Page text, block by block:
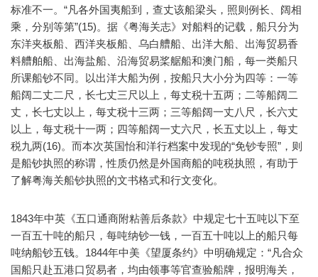
标准不一。“凡各外国夷船到，查丈该船梁头，照则例长、阔相
乘，分别等第”(15)。据《粤海关志》对船料的记载，船只分为
东洋夹板船、西洋夹板船、乌白艚船、出洋大船、出海贸易香
料艚舶船、出海盐船、沿海贸易桨艍船和澳门船，每一类船只
所课船钞不同。以出洋大船为例，按船只大小分为四等：一等
船阔二丈二尺，长七丈三尺以上，每丈税十五两；二等船阔二
丈，长七丈以上，每丈税十三两；三等船阔一丈八尺，长六丈
以上，每丈税十一两；四等船阔一丈六尺，长五丈以上，每丈
税九两(16)。而本次英国怡和洋行档案中发现的“免钞专照”，则
是船钞执照的称谓，性质仍然是外国商船的吨税执照，有助于
了解粤海关船钞执照的文书格式和行文变化。
1843年中英《五口通商附粘善后条款》中规定七十五吨以下至
一百五十吨的船只，每吨纳钞一钱，一百五十吨以上的船只每
吨纳船钞五钱。1844年中美《望厦条约》中明确规定：“凡合众
国船只赴五港口贸易者，均由领事等官查验船牌，报明海关，